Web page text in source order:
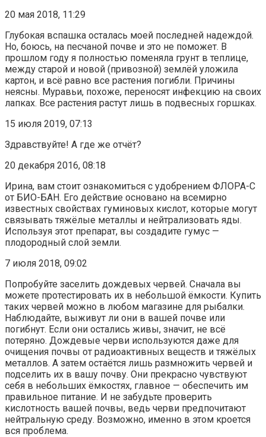
20 мая 2018, 11:29
Глубокая вспашка осталась моей последней надеждой.
Но, боюсь, на песчаной почве и это не поможет. В
прошлом году я полностью поменяла грунт в теплице,
между старой и новой (привозной) землёй уложила
картон, и всё равно все растения погибли. Причины
неясны. Муравьи, похоже, переносят инфекцию на своих
лапках. Все растения растут лишь в подвесных горшках.
15 июля 2019, 07:13
Здравствуйте! А где же отчёт?
20 декабря 2016, 08:18
Ирина, вам стоит ознакомиться с удобрением ФЛОРА-С
от БИО-БАН. Его действие основано на всемирно
известных свойствах гуминовых кислот, которые могут
связывать тяжёлые металлы и нейтрализовать яды.
Используя этот препарат, вы создадите гумус —
плодородный слой земли.
7 июля 2018, 09:02
Попробуйте заселить дождевых червей. Сначала вы
можете протестировать их в небольшой ёмкости. Купить
таких червей можно в любом магазине для рыбалки.
Наблюдайте, выживут ли они в вашей почве или
погибнут. Если они остались живы, значит, не всё
потеряно. Дождевые черви используются даже для
очищения почвы от радиоактивных веществ и тяжёлых
металлов. А затем остаётся лишь размножить червей и
подселить их в вашу почву. Они прекрасно чувствуют
себя в небольших ёмкостях, главное — обеспечить им
правильное питание. И не забудьте проверить
кислотность вашей почвы, ведь черви предпочитают
нейтральную среду. Возможно, именно в этом кроется
вся проблема.